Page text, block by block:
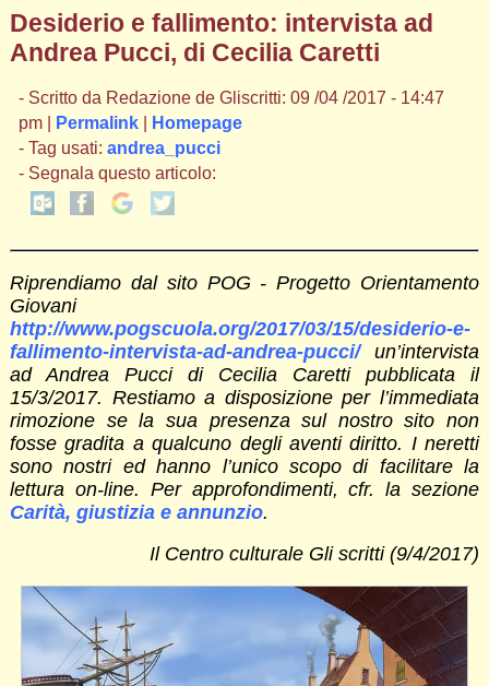
Desiderio e fallimento: intervista ad
Andrea Pucci, di Cecilia Caretti
- Scritto da Redazione de Gliscritti: 09 /04 /2017 - 14:47
pm |
Permalink|
Homepage
- Tag usati: andrea_pucci
- Segnala questo articolo:
Riprendiamo dal sito POG - Progetto Orientamento
Giovani
http://www.pogscuola.org/2017/03/15/desiderio-e-
fallimento-intervista-ad-andrea-pucci/un’intervista
ad Andrea Pucci di Cecilia Caretti pubblicata il
15/3/2017. Restiamo a disposizione per l’immediata
rimozione se la sua presenza sul nostro sito non
fosse gradita a qualcuno degli aventi diritto. I neretti
sono nostri ed hanno l’unico scopo di facilitare la
lettura on-line. Per approfondimenti, cfr. la sezione
Carità, giustizia e annunzio.
Il Centro culturale Gli scritti (9/4/2017)